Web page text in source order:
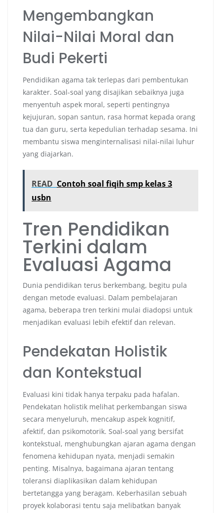
Mengembangkan
Nilai-Nilai Moral dan
Budi Pekerti
Pendidikan agama tak terlepas dari pembentukan
karakter. Soal-soal yang disajikan sebaiknya juga
menyentuh aspek moral, seperti pentingnya
kejujuran, sopan santun, rasa hormat kepada orang
tua dan guru, serta kepedulian terhadap sesama. Ini
membantu siswa menginternalisasi nilai-nilai luhur
yang diajarkan.
READ Contoh soal fiqih smp kelas 3
usbn
Tren Pendidikan
Terkini dalam
Evaluasi Agama
Dunia pendidikan terus berkembang, begitu pula
dengan metode evaluasi. Dalam pembelajaran
agama, beberapa tren terkini mulai diadopsi untuk
menjadikan evaluasi lebih efektif dan relevan.
Pendekatan Holistik
dan Kontekstual
Evaluasi kini tidak hanya terpaku pada hafalan.
Pendekatan holistik melihat perkembangan siswa
secara menyeluruh, mencakup aspek kognitif,
afektif, dan psikomotorik. Soal-soal yang bersifat
kontekstual, menghubungkan ajaran agama dengan
fenomena kehidupan nyata, menjadi semakin
penting. Misalnya, bagaimana ajaran tentang
toleransi diaplikasikan dalam kehidupan
bertetangga yang beragam. Keberhasilan sebuah
proyek kolaborasi tentu saja melibatkan banyak